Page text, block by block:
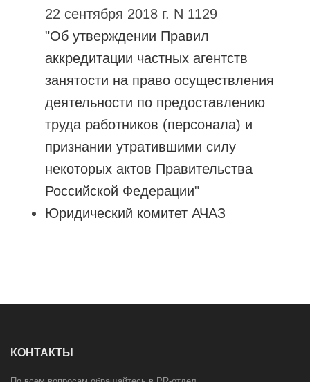
22 сентября 2018 г. N 1129
"Об утверждении Правил
аккредитации частных агентств
занятости на право осуществления
деятельности по предоставлению
труда работников (персонала) и
признании утратившими силу
некоторых актов Правительства
Российской Федерации"
Юридический комитет АЧАЗ
КОНТАКТЫ